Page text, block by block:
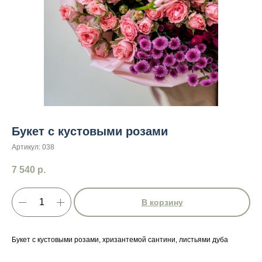
Букет с кустовыми розами
Артикул: 038
7 540 р.
В корзину
Букет с кустовыми розами, хризантемой сантини, листьями дуба